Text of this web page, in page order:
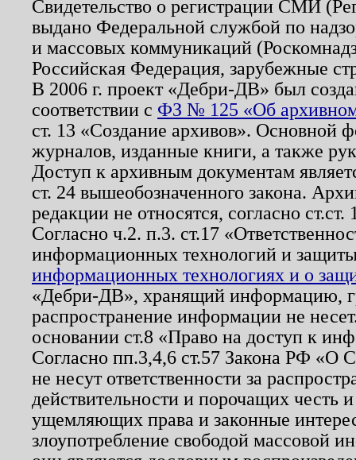
Свидетельство о регистрации СМИ
выдано Федеральной службой по
и массовых коммуникаций
Российская Федерация, зарубежные
В 2006 г. проект «Дебри-ДВ» был
соответствии с ФЗ № 125 «Об
ст. 13 «Создание архивов». Основной
журналов, изданные книги, а также
Доступ к архивным документам
ст. 24 вышеобозначенного закона.
редакции не относятся, согласно
Согласно ч.2. п.3. ст.17
информационных технологий и
информационных технологиях и о
«Дебри-ДВ», хранящий информацию,
распространение информации не
основании ст.8 «Право на доступ к
Согласно пп.3,4,6 ст.57 Закона РФ «О
не несут ответственности за
действительности и порочащих честь
ущемляющих права и законные
злоупотребление свободой массовой